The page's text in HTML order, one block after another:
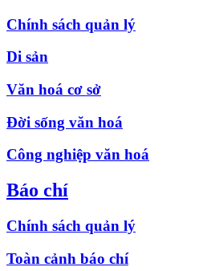
Chính sách quản lý
Di sản
Văn hoá cơ sở
Đời sống văn hoá
Công nghiệp văn hoá
Báo chí
Chính sách quản lý
Toàn cảnh báo chí